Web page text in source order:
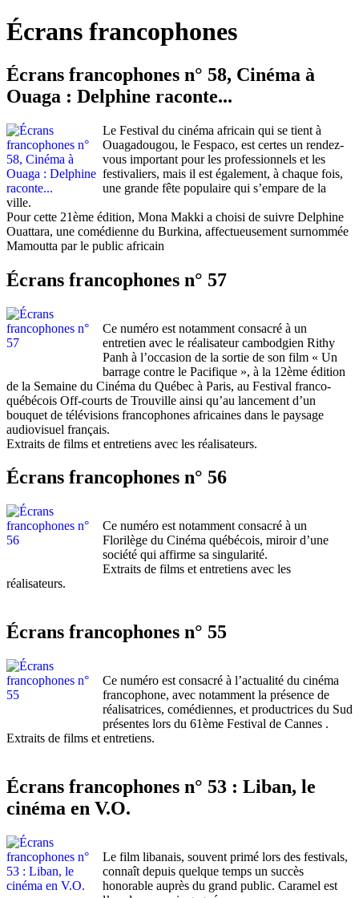
Écrans francophones
Écrans francophones n° 58, Cinéma à
Ouaga : Delphine raconte...
Le Festival du cinéma africain qui se tient à
Ouagadougou, le Fespaco, est certes un rendez-
vous important pour les professionnels et les
festivaliers, mais il est également, à chaque fois,
une grande fête populaire qui s’empare de la
ville.
Pour cette 21ème édition, Mona Makki a choisi de suivre Delphine
Ouattara, une comédienne du Burkina, affectueusement surnommée
Mamoutta par le public africain
Écrans francophones n° 57
Ce numéro est notamment consacré à un
entretien avec le réalisateur cambodgien Rithy
Panh à l’occasion de la sortie de son film « Un
barrage contre le Pacifique », à la 12ème édition
de la Semaine du Cinéma du Québec à Paris, au Festival franco-
québécois Off-courts de Trouville ainsi qu’au lancement d’un
bouquet de télévisions francophones africaines dans le paysage
audiovisuel français.
Extraits de films et entretiens avec les réalisateurs.
Écrans francophones n° 56
Ce numéro est notamment consacré à un
Florilège du Cinéma québécois, miroir d’une
société qui affirme sa singularité.
Extraits de films et entretiens avec les
réalisateurs.
Écrans francophones n° 55
Ce numéro est consacré à l’actualité du cinéma
francophone, avec notamment la présence de
réalisatrices, comédiennes, et productrices du Sud
présentes lors du 61ème Festival de Cannes .
Extraits de films et entretiens.
Écrans francophones n° 53 : Liban, le
cinéma en V.O.
Le film libanais, souvent primé lors des festivals,
connaît depuis quelque temps un succès
honorable auprès du grand public. Caramel est